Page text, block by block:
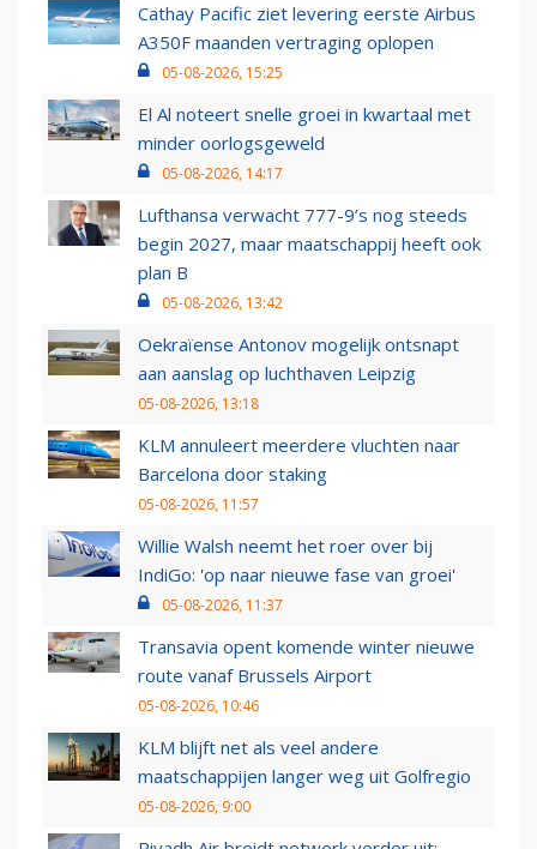
Cathay Pacific ziet levering eerste Airbus
A350F maanden vertraging oplopen
05-08-2026, 15:25
El Al noteert snelle groei in kwartaal met
minder oorlogsgeweld
05-08-2026, 14:17
Lufthansa verwacht 777-9’s nog steeds
begin 2027, maar maatschappij heeft ook
plan B
05-08-2026, 13:42
Oekraïense Antonov mogelijk ontsnapt
aan aanslag op luchthaven Leipzig
05-08-2026, 13:18
KLM annuleert meerdere vluchten naar
Barcelona door staking
05-08-2026, 11:57
Willie Walsh neemt het roer over bij
IndiGo: 'op naar nieuwe fase van groei'
05-08-2026, 11:37
Transavia opent komende winter nieuwe
route vanaf Brussels Airport
05-08-2026, 10:46
KLM blijft net als veel andere
maatschappijen langer weg uit Golfregio
05-08-2026, 9:00